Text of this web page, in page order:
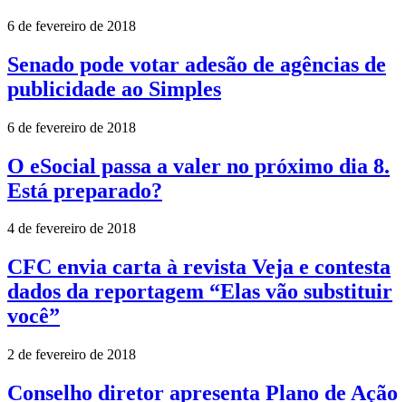
6 de fevereiro de 2018
Senado pode votar adesão de agências de
publicidade ao Simples
6 de fevereiro de 2018
O eSocial passa a valer no próximo dia 8.
Está preparado?
4 de fevereiro de 2018
CFC envia carta à revista Veja e contesta
dados da reportagem “Elas vão substituir
você”
2 de fevereiro de 2018
Conselho diretor apresenta Plano de Ação